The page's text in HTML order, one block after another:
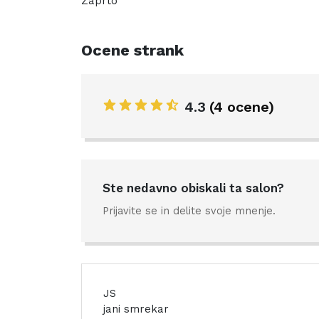
Ocene strank
4.3 (4 ocene)
Ste nedavno obiskali ta salon?
Prijavite se in delite svoje mnenje.
JS
jani smrekar